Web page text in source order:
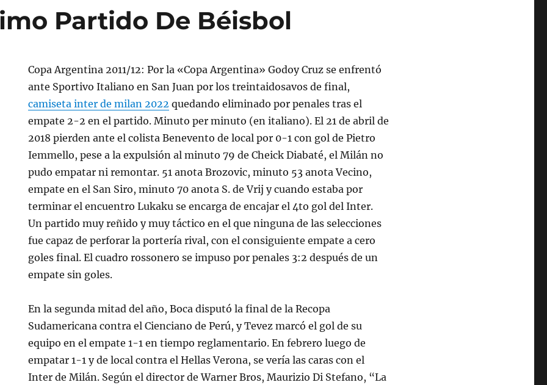
Partido De Béisbol
Copa Argentina 2011/12: Por la «Copa Argentina» Godoy Cruz se enfrentó
ante Sportivo Italiano en San Juan por los treintaidosavos de final,
camiseta inter de milan 2022 quedando eliminado por penales tras el
empate 2-2 en el partido. Minuto per minuto (en italiano). El 21 de abril de
2018 pierden ante el colista Benevento de local por 0-1 con gol de Pietro
Iemmello, pese a la expulsión al minuto 79 de Cheick Diabaté, el Milán no
pudo empatar ni remontar. 51 anota Brozovic, minuto 53 anota Vecino,
empate en el San Siro, minuto 70 anota S. de Vrij y cuando estaba por
terminar el encuentro Lukaku se encarga de encajar el 4to gol del Inter.
Un partido muy reñido y muy táctico en el que ninguna de las selecciones
fue capaz de perforar la portería rival, con el consiguiente empate a cero
goles final. El cuadro rossonero se impuso por penales 3:2 después de un
empate sin goles.
En la segunda mitad del año, Boca disputó la final de la Recopa
Sudamericana contra el Cienciano de Perú, y Tevez marcó el gol de su
equipo en el empate 1-1 en tiempo reglamentario. En febrero luego de
empatar 1-1 y de local contra el Hellas Verona, se vería las caras con el
Inter de Milán. Según el director de Warner Bros, Maurizio Di Stefano, “La